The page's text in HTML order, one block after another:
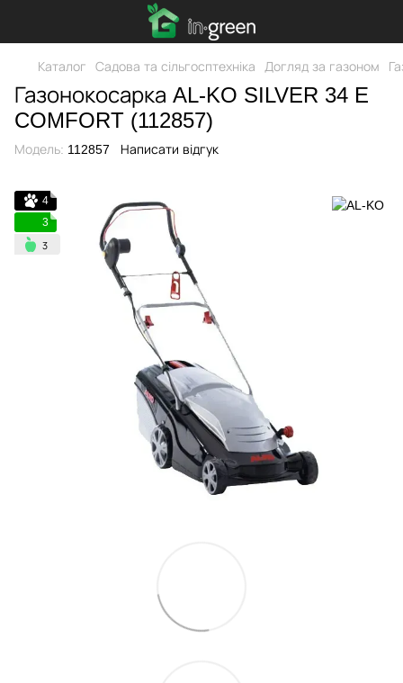
Каталог Садова та сільгосптехніка Догляд за газоном
Газонокосарка AL-KO SILVER 34 E
COMFORT (112857)
Модель: 112857 Написати відгук
4
3